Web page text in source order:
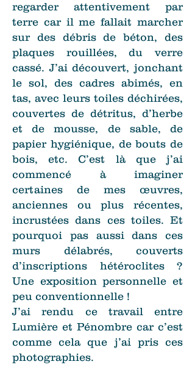
regarder attentivement par
terre car il me fallait marcher
sur des débris de béton, des
plaques rouillées, du verre
cassé. J’ai découvert, jonchant
le sol, des cadres abimés, en
tas, avec leurs toiles déchirées,
couvertes de détritus, d’herbe
et de mousse, de sable, de
papier hygiénique, de bouts de
bois, etc. C’est là que j’ai
commencé à imaginer
certaines de mes œuvres,
anciennes ou plus récentes,
incrustées dans ces toiles. Et
pourquoi pas aussi dans ces
murs délabrés, couverts
d’inscriptions hétéroclites ?
Une exposition personnelle et
peu conventionnelle !
J’ai rendu ce travail entre
Lumière et Pénombre car c’est
comme cela que j’ai pris ces
photographies.